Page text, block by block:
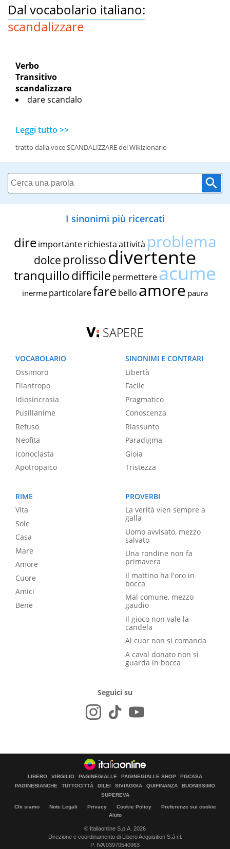
Dal vocabolario italiano:
scandalizzare
Verbo
Transitivo
scandalizzare
dare scandalo
Leggi tutto >>
tratto dalla voce SCANDALIZZARE del Wikizionario
I sinonimi più ricercati
dire importante richiestaattività problema
dolce prolissodivertente
tranquillodifficile permettereacume
inerme particolarefare bello amore paura
SAPERE
VOCABOLARIO
Ossimoro
Filantropo
Idiosincrasia
Pusillanime
Refuso
Neofita
Iconoclasta
Apotropaico
SINONIMI E CONTRARI
Libertà
Facile
Pragmatico
Conoscenza
Riassunto
Paradigma
Gioia
Tristezza
RIME
Vita
Sole
Casa
Mare
Amore
Cuore
Amici
Bene
PROVERBI
La verità vien sempre a
galla
Uomo avvisato, mezzo
salvato
Una rondine non fa
primavera
Il mattino ha l'oro in
bocca
Mal comune, mezzo
gaudio
Il gioco non vale la
candela
Al cuor non si comanda
A caval donato non si
guarda in bocca
Seguici su
LIBERO VIRGILIO PAGINEGIALLE PAGINEGIALLE SHOP
PGCASA
PAGINEBIANCHE
TUTTOCITTÀ DILEI SIVIAGGIA QUIFINANZA
BUONISSIMO
SUPEREVA
Chi siamo Note Legali Privacy Cookie Policy
Preferenze sui cookie
Aiuto
© Italiaonline S.p.A. 2026
Direzione e coordinamento di Libero Acquisition S.á r.l.
P. IVA 03970540963